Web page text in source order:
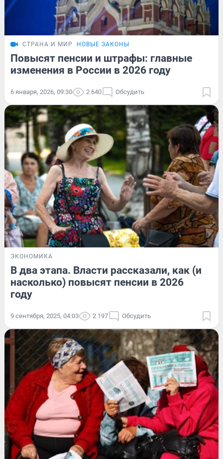
СТРАНА И МИР НОВЫЕ ЗАКОНЫ
Повысят пенсии и штрафы: главные
изменения в России в 2026 году
6 января, 2026, 09:30 2 640 Обсудить
ЭКОНОМИКА
В два этапа. Власти рассказали, как (и
насколько) повысят пенсии в 2026
году
9 сентября, 2025, 04:03 2 197 Обсудить